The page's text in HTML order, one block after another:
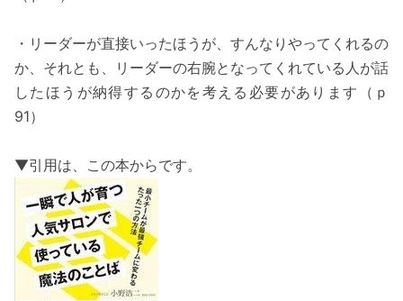
・リーダーが直接いったほうが、すんなりやってくれるの
か、それとも、リーダーの右腕となってくれている人が話
したほうが納得するのかを考える必要があります（ｐ
91）
▼引用は、この本からです。